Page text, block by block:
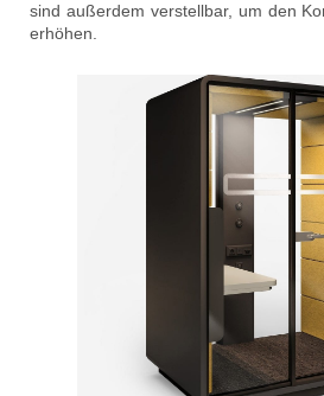
sind außerdem verstellbar, um den
erhöhen.